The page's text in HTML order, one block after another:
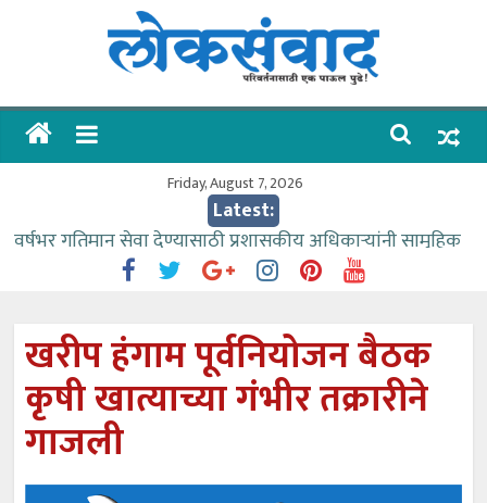
लोकसंवाद
ताज्या
Friday, August 7, 2026
Latest:
वर्षभर गतिमान सेवा देण्यासाठी प्रशासकीय अधिकाऱ्यांनी सामुहिक
प्रयत्न करावे – आमदार काळे
आत्मामालिक गुरूकूलाचे २२८ विद्यार्थी शिष्यवृत्तीस पात्र
ईच्छा आणि मेहनतीच्या बळावर यश मिळवता येते – शिवप्रसाद
पंडोरे
आमदार आशुतोष काळे यांचा वाढदिवस विविध सामाजिक
उपक्रमांनी साजरा
खरीप हंगाम पूर्वनियोजन बैठक
कृषी खात्याच्या गंभीर तक्रारीने
गाजली